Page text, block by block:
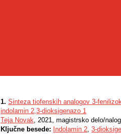
1. Sinteza tiofenskih analogov 3-
indolamin 2,3-dioksigenazo 1
Teja Novak, 2021, magistrsko delo/
Ključne besede: Indolamin 2, 3-